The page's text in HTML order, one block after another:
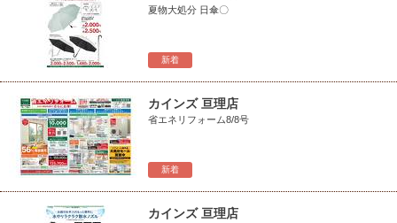
新着
夏物大処分 日傘〇
新着
カインズ 亘理店
省エネリフォーム8/8号
カインズ 亘理店